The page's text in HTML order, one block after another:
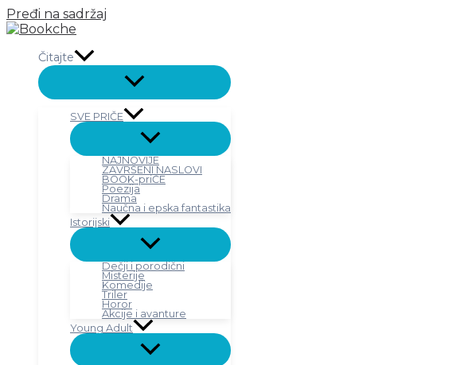
Pređi na sadržaj
Čitajte
SVE PRIČE
NAJNOVIJE
ZAVRŠENI NASLOVI
BOOK-priČE
Poezija
Drama
Naučna i epska fantastika
Istorijski
Dečji i porodični
Misterije
Komedije
Triler
Horor
Akcije i avanture
Young Adult